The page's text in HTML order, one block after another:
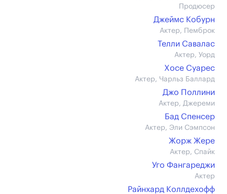
Продюсер
Джеймс Кобурн
Актер, Пемброк
Телли Савалас
Актер, Уорд
Хосе Суарес
Актер, Чарльз Баллард
Джо Поллини
Актер, Джереми
Бад Спенсер
Актер, Эли Сэмпсон
Жорж Жере
Актер, Спайк
Уго Фангареджи
Актер
Райнхард Коллдехофф